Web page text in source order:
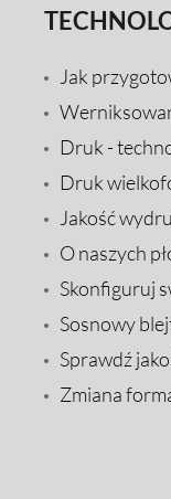
Jak
Druk -
Druk
Jakość
O naszych
Skonfiguruj
Sosnowy
Sprawdź
Zmiana